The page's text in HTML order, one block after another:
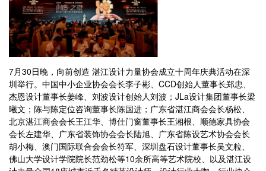
7月30日晚，向前创造 湛江设计力量协会成立十周年庆典活动在深
圳举行。中国中小企业协会会长李子彬、CCD创始人董事长郑忠、
杰恩设计董事长姜峰、刘波设计创始人刘波；JLa设计集团董事长梁
曦文；陈与陈定位咨询董事长陈国进；广东省湛江商会会长杨松、
北京湛江商会会长王江华、博仕门窗董事长王湘根、顺德家具协会
会长左建华、广东省装饰协会会长陆旭、广东省陈设艺术协会会长
胡小梅、澳门国际联合会会长符军、深圳盘石设计董事长吴文粒、
佛山大学设计学院院长范劲松等10余所高等艺术院校、以及湛江设